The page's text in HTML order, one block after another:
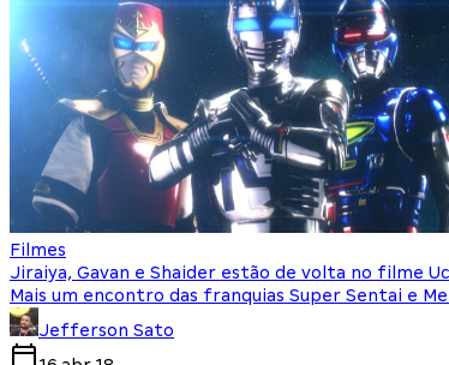
Filmes
Jiraiya, Gavan e Shaider estão de volta no filme
Mais um encontro das franquias Super Sentai e
Jefferson Sato